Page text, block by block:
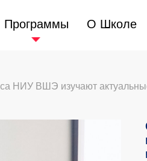
Программы О Школе
Программы О Школе
ВШЭ изучают